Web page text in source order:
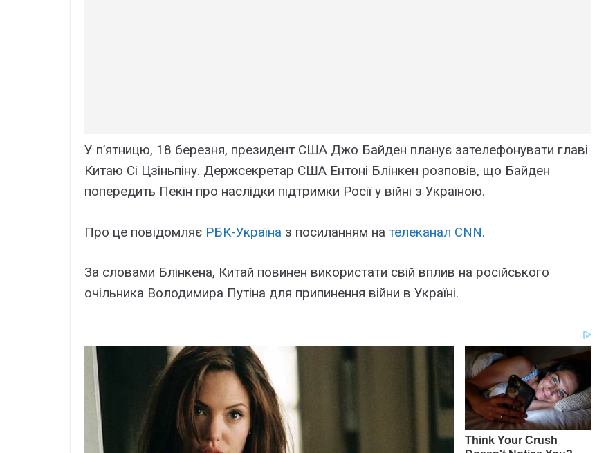
У п’ятницю, 18 березня, президент США Джо Байден планує зателефонувати главі
Китаю Сі Цзіньпіну. Держсекретар США Ентоні Блінкен розповів, що Байден
попередить Пекін про наслідки підтримки Росії у війні з Україною.
Про це повідомляє РБК-Україна з посиланням на телеканал CNN.
За словами Блінкена, Китай повинен використати свій вплив на російського
очільника Володимира Путіна для припинення війни в Україні.